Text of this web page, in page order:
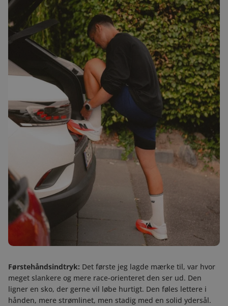
Førstehåndsindtryk: Det første jeg lagde mærke til, var hvor
meget slankere og mere race-orienteret den ser ud. Den
ligner en sko, der gerne vil løbe hurtigt. Den føles lettere i
hånden, mere strømlinet, men stadig med en solid ydersål.